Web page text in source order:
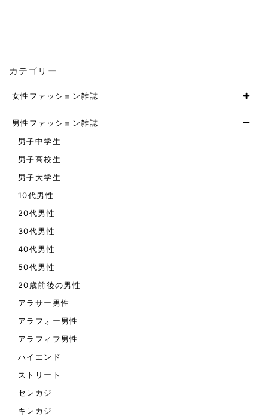
カテゴリー
女性ファッション雑誌
男性ファッション雑誌
男子中学生
男子高校生
男子大学生
10代男性
20代男性
30代男性
40代男性
50代男性
20歳前後の男性
アラサー男性
アラフォー男性
アラフィフ男性
ハイエンド
ストリート
セレカジ
キレカジ